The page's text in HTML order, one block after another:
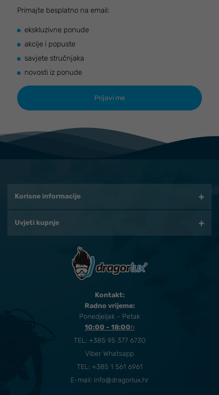
Primajte besplatno na email:
ekskluzivne ponude
akcije i popuste
savjete stručnjaka
novosti iz ponude
Korisne informacije
Uvjeti kupnje
Kontakt:
Radno vrijeme:
Ponedjeljak - Petak
10:00 - 18:00​h
TEL: +385 95 377 6730
Viber Whatsapp
TEL: +385 1 561 6961
E-mail: info@dragorlux.hr